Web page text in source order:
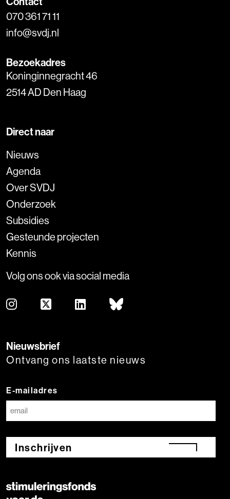
070 361 71 11
info@svdj.nl
Bezoekadres
Koninginnegracht 46
2514 AD Den Haag
Direct naar
Nieuws
Agenda
Over SVDJ
Onderzoek
Subsidies
Gesteunde projecten
Kennis
Volg ons ook via social media
Nieuwsbrief
Ontvang ons laatste nieuws
E-mailadres
Inschrijven